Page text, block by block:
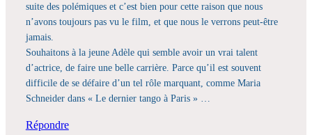
suite des polémiques et c’est bien pour cette raison que nous
n’avons toujours pas vu le film, et que nous le verrons peut-être
jamais.
Souhaitons à la jeune Adèle qui semble avoir un vrai talent
d’actrice, de faire une belle carrière. Parce qu’il est souvent
difficile de se défaire d’un tel rôle marquant, comme Maria
Schneider dans « Le dernier tango à Paris » …
Répondre